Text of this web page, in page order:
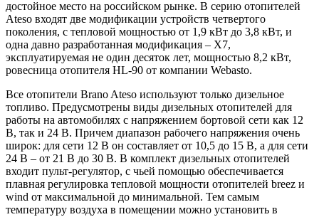
достойное место на российском рынке. В серию отопителей
Ateso входят две модификации устройств четвертого
поколения, с тепловой мощностью от 1,9 кВт до 3,8 кВт, и
одна давно разработанная модификация – Х7,
эксплуатируемая не один десяток лет, мощностью 8,2 кВт,
ровесница отопителя HL-90 от компании Webasto.
Все отопители Brano Ateso используют только дизельное
топливо. Предусмотрены виды дизельных отопителей для
работы на автомобилях с напряжением бортовой сети как 12
В, так и 24 В. Причем диапазон рабочего напряжения очень
широк: для сети 12 В он составляет от 10,5 до 15 В, а для сети
24 В – от 21 В до 30 В. В комплект дизельных отопителей
входит пульт-регулятор, с чьей помощью обеспечивается
плавная регулировка тепловой мощности отопителей breez и
wind от максимальной до минимальной. Тем самым
температуру воздуха в помещении можно установить в